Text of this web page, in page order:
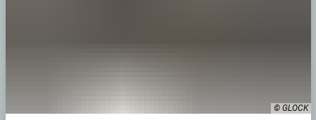
© GLOCK